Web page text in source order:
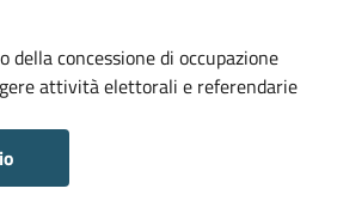
della concessione di occupazione
attività elettorali e referendarie